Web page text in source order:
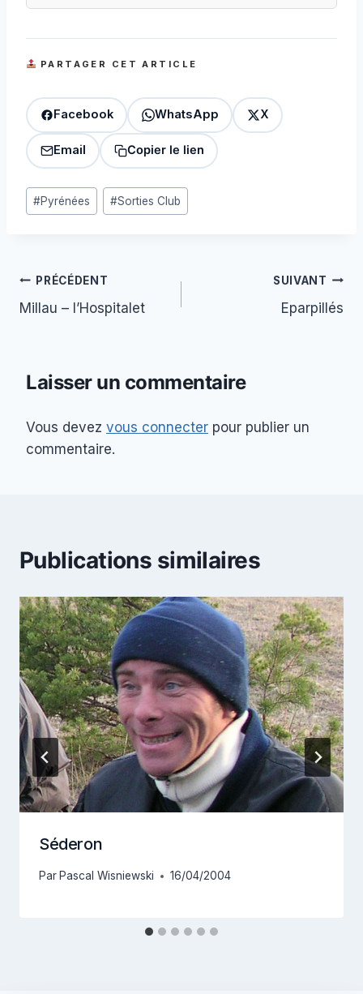
PARTAGER CET ARTICLE
Facebook WhatsApp X
Email Copier le lien
Étiquettes
de
#Pyrénées #Sorties Club
Navigation
de
PRÉCÉDENT
Millau – l’Hospitalet
SUIVANT
Eparpillés
Laisser un commentaire
Vous devez vous connecter pour publier un
commentaire.
Publications similaires
Séderon
Par Pascal Wisniewski 16/04/2004